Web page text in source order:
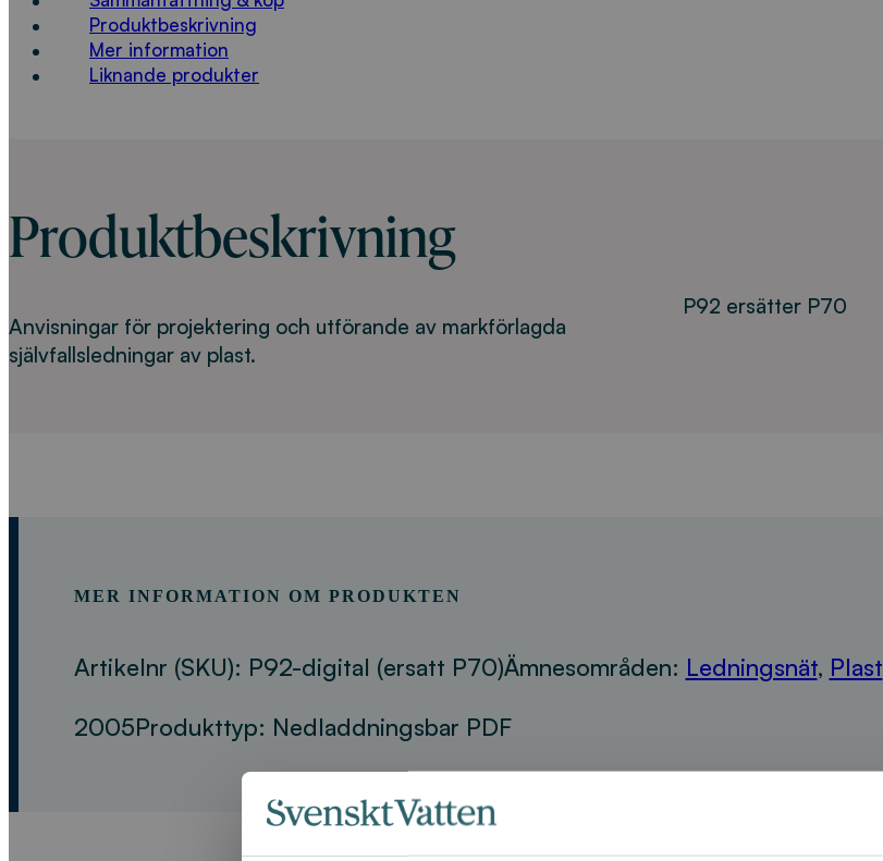
Produktbeskrivning
Mer information
Liknande produkter
Produktbeskrivning
Anvisningar för projektering och utförande av markförlagda
självfallsledningar av plast.
P92 ersätter P70
MER INFORMATION OM PRODUKTEN
Artikelnr (SKU): P92-digital (ersatt P70)Ämnesområden: Ledningsnät, Plast
2005Produkttyp: Nedladdningsbar PDF